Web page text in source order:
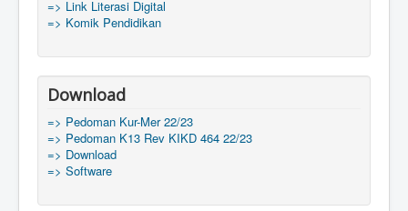
=> Link Literasi Digital
=> Komik Pendidikan
Download
=> Pedoman Kur-Mer 22/23
=> Pedoman K13 Rev KIKD 464 22/23
=> Download
=> Software